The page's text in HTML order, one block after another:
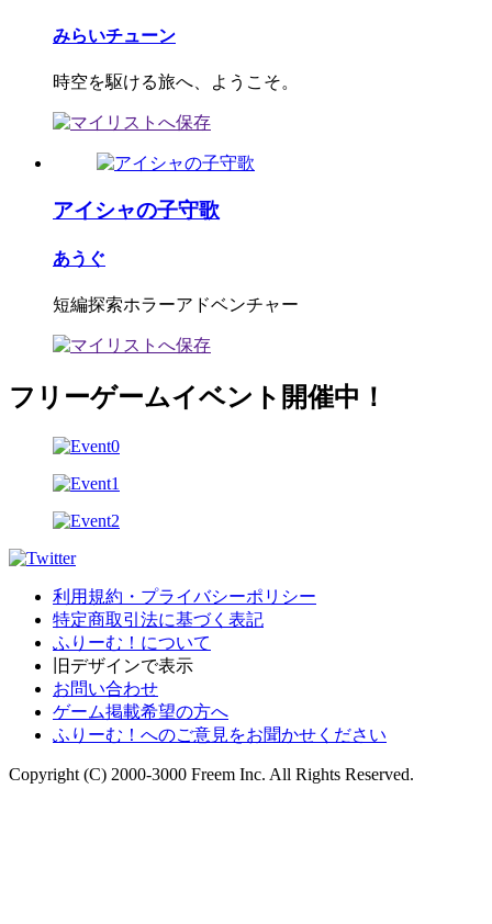
みらいチューン
時空を駆ける旅へ、ようこそ。
アイシャの子守歌
あうぐ
短編探索ホラーアドベンチャー
フリーゲームイベント開催中！
利用規約・プライバシーポリシー
特定商取引法に基づく表記
ふりーむ！について
旧デザインで表示
お問い合わせ
ゲーム掲載希望の方へ
ふりーむ！へのご意見をお聞かせください
Copyright (C) 2000-3000 Freem Inc. All Rights Reserved.